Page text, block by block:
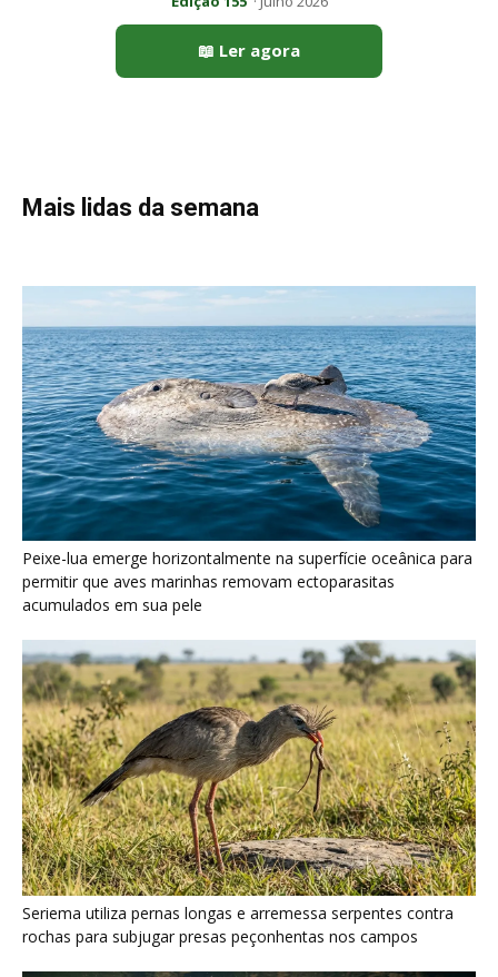
Peixe-lua emerge horizontalmente na superfície oceânica para
permitir que aves marinhas removam ectoparasitas
Seriema utiliza pernas longas e arremessa serpentes contra
rochas para subjugar presas peçonhentas nos campos
Poraquê sincroniza descargas elétricas em grupo para
amplificar campo elétrico e atordoar cardumes de peixes
maiores na Amazônia